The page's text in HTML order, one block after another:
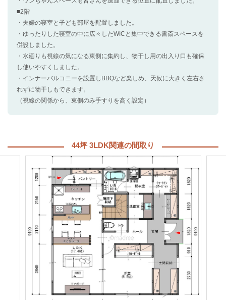
■2階
・夫婦の寝室と子ども部屋を配置しました。
・ゆったりした寝室の中に広々したWICと集中できる書斎スペースを
併設しました。
・水廻りも視線の気になる東側に集約し、物干し用の出入り口も確保
し使いやすくしました。
・インナーバルコニーを設置しBBQなど楽しめ、天候に大きく左右さ
れずに物干しもできます。
（視線の関係から、東側のみ手すりを高く設定）
44坪 3LDK関連の間取り